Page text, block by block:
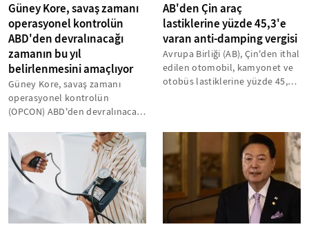
Güney Kore, savaş zamanı
operasyonel kontrolün
ABD'den devralınacağı
zamanın bu yıl
belirlenmesini amaçlıyor
Güney Kore, savaş zamanı
operasyonel kontrolün
(OPCON) ABD'den devralınacağı
yönelik hedefini...
AB'den Çin araç
lastiklerine yüzde 45,3'e
varan anti-damping vergisi
Avrupa Birliği (AB), Çin'den ithal
edilen otomobil, kamyonet ve
otobüs lastiklerine yüzde 45,3'e